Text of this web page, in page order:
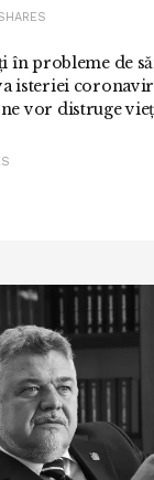
în probleme de
isteriei
vor distruge